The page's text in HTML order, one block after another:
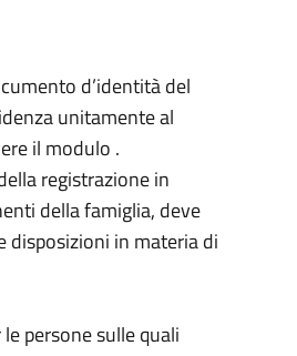
d’identità del
unitamente al
il modulo .
registrazione in
della famiglia, deve
disposizioni in materia di
persone sulle quali